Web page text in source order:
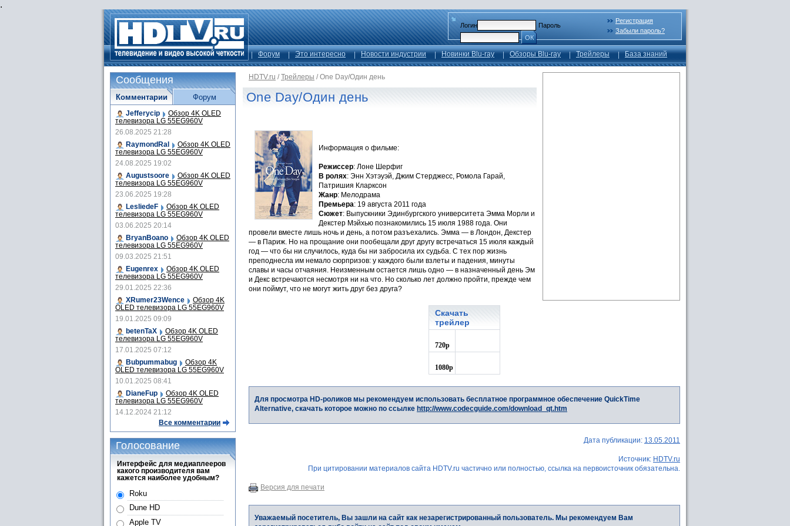
.
Логин
Пароль
ОК
Регистрация
Забыли пароль?
Форум Это интересно Новости индустрии Новинки Blu-ray Обзоры Blu-ray Трейлеры База знаний
HDTV.ru / Трейлеры / One Day/Один день
One Day/Один день
Информация о фильме:
Режиссер: Лоне Шерфиг
В ролях: Энн Хэтэуэй, Джим Стерджесс, Ромола Гарай,
Патришия Кларксон
Жанр: Мелодрама
Премьера: 19 августа 2011 года
Сюжет: Выпускники Эдинбургского университета Эмма Морли и
Декстер Мэйхью познакомились 15 июля 1988 года. Они
провели вместе лишь ночь и день, а потом разъехались. Эмма — в Лондон, Декстер
— в Париж. Но на прощание они пообещали друг другу встречаться 15 июля каждый
год — что бы ни случилось, куда бы ни забросила их судьба. С тех пор жизнь
преподнесла им немало сюрпризов: у каждого были взлеты и падения, минуты
славы и часы отчаяния. Неизменным остается лишь одно — в назначенный день Эм
и Декс встречаются несмотря ни на что. Но сколько лет должно пройти, прежде чем
они поймут, что не могут жить друг без друга?
Скачать
трейлер
720p
1080p
Для просмотра HD-роликов мы рекомендуем использовать бесплатное программное обеспечение QuickTime
Alternative, скачать которое можно по ссылке http://www.codecguide.com/download_qt.htm
Дата публикации: 13.05.2011
Источник: HDTV.ru
При цитировании материалов сайта HDTV.ru частично или полностью, ссылка на первоисточник обязательна.
Версия для печати
Уважаемый посетитель, Вы зашли на сайт как незарегистрированный пользователь. Мы рекомендуем Вам
Сообщения
Комментарии
Jefferycip Обзор 4K OLED
телевизора LG 55EG960V
26.08.2025 21:28
RaymondRal
Обзор 4K OLED
телевизора LG 55EG960V
24.08.2025 19:02
Augustsoore
Обзор 4K OLED
телевизора LG 55EG960V
23.06.2025 19:28
LesliedeF
Обзор 4K OLED
телевизора LG 55EG960V
03.06.2025 20:14
BryanBoano
Обзор 4K OLED
телевизора LG 55EG960V
09.03.2025 21:51
Eugenrex
Обзор 4K OLED
телевизора LG 55EG960V
29.01.2025 22:36
XRumer23Wence
Обзор 4K
OLED телевизора LG 55EG960V
19.01.2025 09:09
betenTaX
Обзор 4K OLED
телевизора LG 55EG960V
17.01.2025 07:12
Bubpummabug
Обзор 4K
OLED телевизора LG 55EG960V
10.01.2025 08:41
DianeFup
Обзор 4K OLED
телевизора LG 55EG960V
14.12.2024 21:12
Все комментарии
Форум
Голосование
Интерфейс для медиаплееров
какого производителя вам
кажется наиболее удобным?
Roku
Dune HD
Apple TV